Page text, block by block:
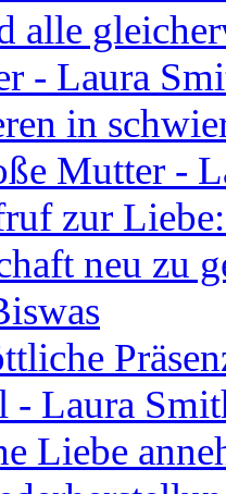
alle
- Laura
in
Mutter -
zur
neu zu
- Laura
Liebe